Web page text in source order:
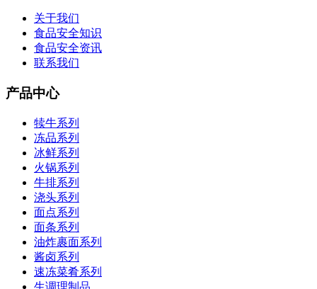
关于我们
食品安全知识
食品安全资讯
联系我们
产品中心
犊牛系列
冻品系列
冰鲜系列
火锅系列
牛排系列
浇头系列
面点系列
面条系列
油炸裹面系列
酱卤系列
速冻菜肴系列
生调理制品